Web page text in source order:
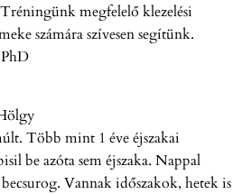
megfelelő klezelési
számára szívesen segítünk.
Több mint 1 éve éjszakai
be azóta sem éjszaka. Nappal
Vannak időszakok, hetek is